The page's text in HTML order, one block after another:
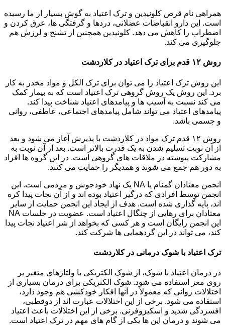
همراهی نام قرص کلونیدین و ترک اعتیاد به گوش بسیار از ما رسیده
است. این دارو انقباضات عضلانی، دردها و گرفتگی ها، عرق کردن و
اضطراب را کاهش می دهد. کلونیدین همچنین از تشنج و لرزش هم
جلوگیری می کند.
روش ۱۲ قدم برای ترک اعتیاد در کلاردشت
این روش ترک اعتیاد را می توان برای ترک الکل و مواد مخدر به کار
برد. این روش یک روش گروهی ترک اعتیاد است که به بیمار کمک
می کند نسبت به آسیب ها و پیامدهای اعتیاد شناخت پیدا کند.
پیامدهای اعتیاد می تواند شامل پیامدهای اجتماعی، عاطفی، روانی
و جسمی باشد.
روش ۱۲ قدم ترک مواد در کلاردشت با پذیرش آغاز می شود و بعد
از آن نوبت تسلیم شدن به یک قدرت بالاتر است. بعد از آن نوبت به
مشارکت پیوسته در ملاقات های گروهی است. در این گروه ها افراد
به دور هم جمع می شوند و همدیگر را حمایت می کنند.
انجمن معتادان گمنام یا NA یک نهاد خودجوش و مردمی است. این
انجمن توسط افرادی که درگیر اعتیاد بوده اند و از آن نجات پیدا کره
اند، پایه گذاری شده است. هدف از ایجاد این انجمن حمایت از سایر
معتادان برای رهایی از چنگال اعتیاد است. عضویت در جلسات NA
این انجمن رایگان است و هر کسی که بخواهد از شر اعتیاد نجات پیدا
کند، می تواند در این گردهمایی ها شرکت کند.
ترک اعتیاد با شوک درمانی در کلاردشت
در درمان اعتیاد با شوک، از شوک الکتریکی با ولتاژهای متغیر بر
روی مغز استفاده می شود. شوک الکتریکی برای درمان بسیاری از
اختلالات روانی که معمولاً در آنها افکار خودکشی هم وجود دارد،
استفاده می شود. برخی از این اختلالات عبارت اند از دوقطبی،
افسردگی شدید و اسکیزوفرنی. برخی از این اختلالات باعث اعتیاد
می شوند و درمان این ها یکی از گام های مهم در ترک اعتیاد است.